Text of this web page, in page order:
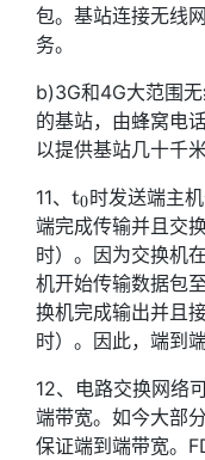
包。基站连接无线
务。
b)3G和4G大范围
的基站，由蜂窝电
以提供基站几十千
11、 t_0
t0时发送端主
端完成传输并且交
时）。因为交换机在
机开始传输数据包
换机完成输出并且
时）。因此，端到
12、电路交换网络
端带宽。如今大部
保证端到端带宽。